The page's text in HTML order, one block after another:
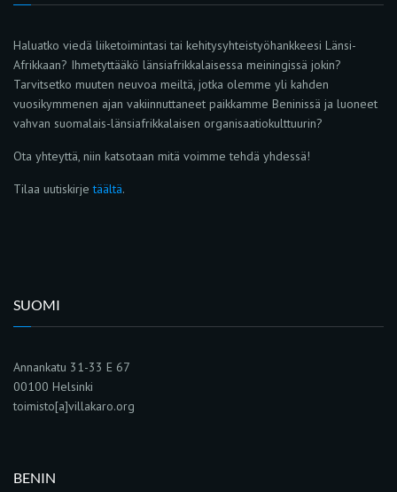
Haluatko viedä liiketoimintasi tai kehitysyhteistyöhankkeesi Länsi-
Afrikkaan? Ihmetyttääkö länsiafrikkalaisessa meiningissä jokin?
Tarvitsetko muuten neuvoa meiltä, jotka olemme yli kahden
vuosikymmenen ajan vakiinnuttaneet paikkamme Beninissä ja luoneet
vahvan suomalais-länsiafrikkalaisen organisaatiokulttuurin?
Ota yhteyttä, niin katsotaan mitä voimme tehdä yhdessä!
Tilaa uutiskirjetäältä.
SUOMI
Annankatu 31-33 E 67
00100 Helsinki
toimisto[a]villakaro.org
BENIN